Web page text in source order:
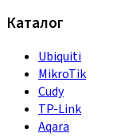
Каталог
Ubiquiti
MikroTik
Cudy
TP-Link
Aqara